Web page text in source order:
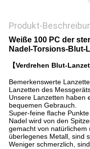
Produkt-
Weiße 100 PC der
Nadel-Torsions-Blut-
【Verdrehen Blut-
Bemerkenswerte
Lanzetten des
Unsere Lanzetten haben
bequemen Gebrauch.
Super-feine flache
Nadel wird von den
gemacht von natürlichem
überlegenes Metall, sind
Weniger schmerzlich,